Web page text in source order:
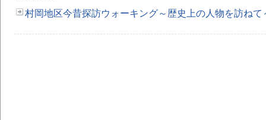
村岡地区今昔探訪ウォーキング～歴史上の人物を訪ねて